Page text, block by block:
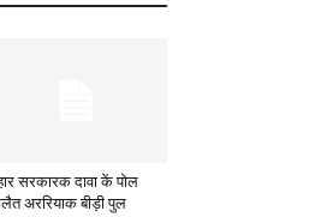
सरकारक दावा कें पोल
अररियाक बीड़ी पुल